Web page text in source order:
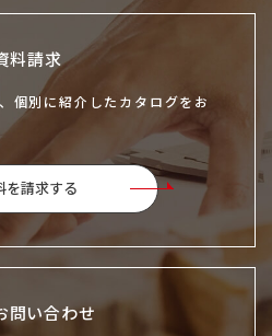
料請求
個別に紹介したカタログをお
を請求する
問い合わせ